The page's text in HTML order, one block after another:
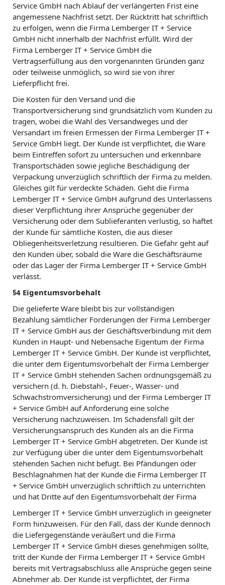
Service GmbH nach Ablauf der verlängerten Frist eine
angemessene Nachfrist setzt. Der Rücktritt hat schriftlich
zu erfolgen, wenn die Firma Lemberger IT + Service
GmbH nicht innerhalb der Nachfrist erfüllt. Wird der
Firma Lemberger IT + Service GmbH die
Vertragserfüllung aus den vorgenannten Gründen ganz
oder teilweise unmöglich, so wird sie von ihrer
Lieferpflicht frei.
Die Kosten für den Versand und die
Transportversicherung sind grundsätzlich vom Kunden zu
tragen, wobei die Wahl des Versandweges und der
Versandart im freien Ermessen der Firma Lemberger IT +
Service GmbH liegt. Der Kunde ist verpflichtet, die Ware
beim Eintreffen sofort zu untersuchen und erkennbare
Transportschäden sowie jegliche Beschädigung der
Verpackung unverzüglich schriftlich der Firma zu melden.
Gleiches gilt für verdeckte Schäden. Geht die Firma
Lemberger IT + Service GmbH aufgrund des Unterlassens
dieser Verpflichtung ihrer Ansprüche gegenüber der
Versicherung oder dem Sublieferanten verlustig, so haftet
der Kunde für sämtliche Kosten, die aus dieser
Obliegenheitsverletzung resultieren. Die Gefahr geht auf
den Kunden über, sobald die Ware die Geschäftsräume
oder das Lager der Firma Lemberger IT + Service GmbH
verlässt.
§4 Eigentumsvorbehalt
Die gelieferte Ware bleibt bis zur vollständigen
Bezahlung sämtlicher Forderungen der Firma Lemberger
IT + Service GmbH aus der Geschäftsverbindung mit dem
Kunden in Haupt- und Nebensache Eigentum der Firma
Lemberger IT + Service GmbH. Der Kunde ist verpflichtet,
die unter dem Eigentumsvorbehalt der Firma Lemberger
IT + Service GmbH stehenden Sachen ordnungsgemäß zu
versichern (d. h. Diebstahl-, Feuer-, Wasser- und
Schwachstromversicherung) und der Firma Lemberger IT
+ Service GmbH auf Anforderung eine solche
Versicherung nachzuweisen. Im Schadensfall gilt der
Versicherungsanspruch des Kunden als an die Firma
Lemberger IT + Service GmbH abgetreten. Der Kunde ist
zur Verfügung über die unter dem Eigentumsvorbehalt
stehenden Sachen nicht befugt. Bei Pfändungen oder
Beschlagnahmen hat der Kunde die Firma Lemberger IT
+ Service GmbH unverzüglich schriftlich zu unterrichten
und hat Dritte auf den Eigentumsvorbehalt der Firma
Lemberger IT + Service GmbH unverzüglich in geeigneter
Form hinzuweisen. Für den Fall, dass der Kunde dennoch
die Liefergegenstände veräußert und die Firma
Lemberger IT + Service GmbH dieses genehmigen sollte,
tritt der Kunde der Firma Lemberger IT + Service GmbH
bereits mit Vertragsabschluss alle Ansprüche gegen seine
Abnehmer ab. Der Kunde ist verpflichtet, der Firma